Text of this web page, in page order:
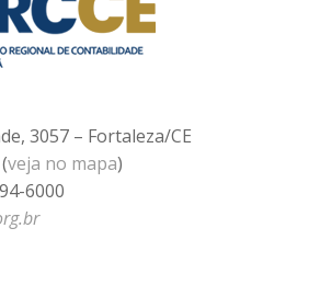
3057 – Fortaleza/CE
veja no mapa)
6000